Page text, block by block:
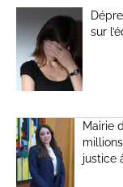
sur
Mairie
justice